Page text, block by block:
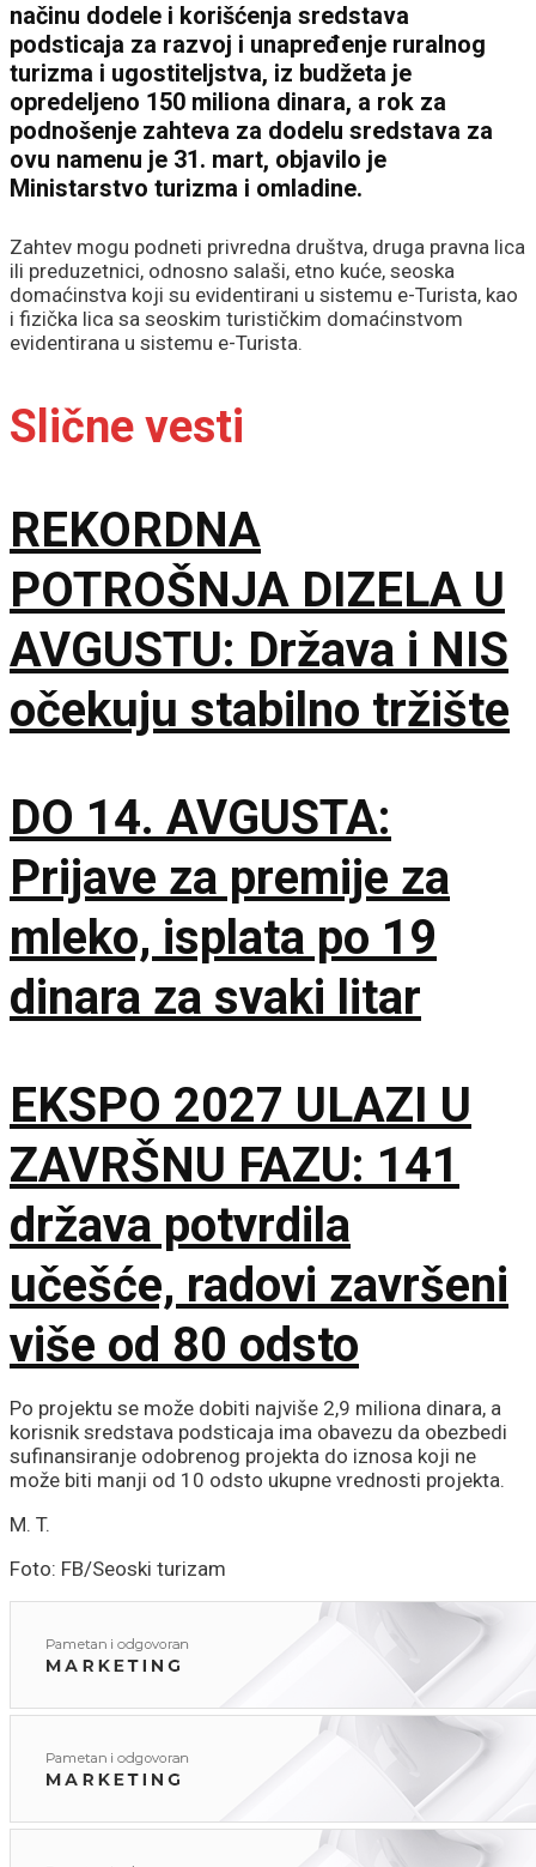
načinu dodele i korišćenja sredstava
podsticaja za razvoj i unapređenje ruralnog
turizma i ugostiteljstva, iz budžeta je
opredeljeno 150 miliona dinara, a rok za
podnošenje zahteva za dodelu sredstava za
ovu namenu je 31. mart, objavilo je
Ministarstvo turizma i omladine.
Zahtev mogu podneti privredna društva, druga pravna lica
ili preduzetnici, odnosno salaši, etno kuće, seoska
domaćinstva koji su evidentirani u sistemu e-Turista, kao
i fizička lica sa seoskim turističkim domaćinstvom
evidentirana u sistemu e-Turista.
Slične vesti
REKORDNA
POTROŠNJA DIZELA U
AVGUSTU: Država i NIS
očekuju stabilno tržište
DO 14. AVGUSTA:
Prijave za premije za
mleko, isplata po 19
dinara za svaki litar
EKSPO 2027 ULAZI U
ZAVRŠNU FAZU: 141
država potvrdila
učešće, radovi završeni
više od 80 odsto
Po projektu se može dobiti najviše 2,9 miliona dinara, a
korisnik sredstava podsticaja ima obavezu da obezbedi
sufinansiranje odobrenog projekta do iznosa koji ne
može biti manji od 10 odsto ukupne vrednosti projekta.
M. T.
Foto: FB/Seoski turizam